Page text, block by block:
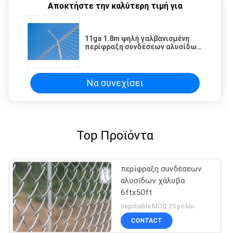
Αποκτήστε την καλύτερη τιμή για
11ga 1.8m ψηλή γαλβανισμένη
περίφραξη συνδέσεων αλυσίδων
Να συνεχίσει
Top Προϊόντα
περίφραξη συνδέσεων
αλυσίδων χάλυβα
6ftx50ft
negotiable MOQ:25 ρόλοι
CONTACT